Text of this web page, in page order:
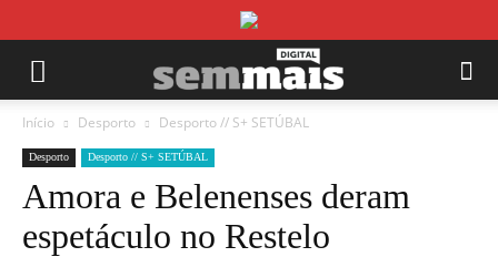
Início Desporto Desporto // S+ SETÚBAL
Desporto Desporto // S+ SETÚBAL
Amora e Belenenses deram
espetáculo no Restelo